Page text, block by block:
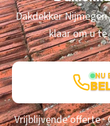
Dakdekker
klaar om u te
NU
Vrijblijvende offerte ·